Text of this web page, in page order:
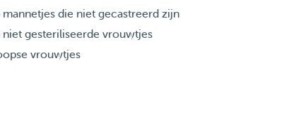
mannetjes die niet gecastreerd zijn
niet gesteriliseerde vrouwtjes
vrouwtjes